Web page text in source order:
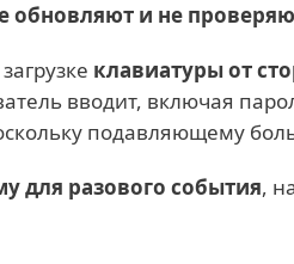
обновляют и не
клавиатуры от
вводит, включая
подавляющему
для разового события,